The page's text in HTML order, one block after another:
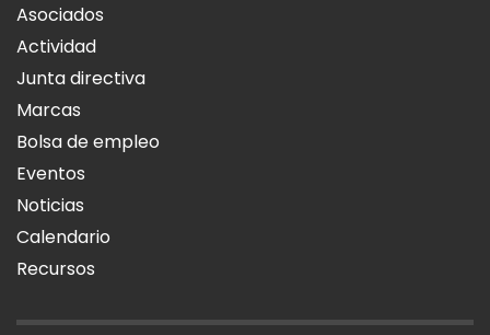
Asociados
Actividad
Junta directiva
Marcas
Bolsa de empleo
Eventos
Noticias
Calendario
Recursos